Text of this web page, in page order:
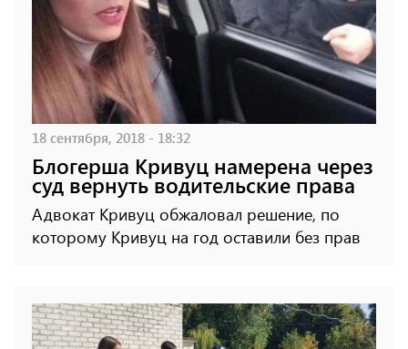
18 сентября, 2018 - 18:32
Блогерша Кривуц намерена через
суд вернуть водительские права
Адвокат Кривуц обжаловал решение, по
которому Кривуц на год оставили без прав